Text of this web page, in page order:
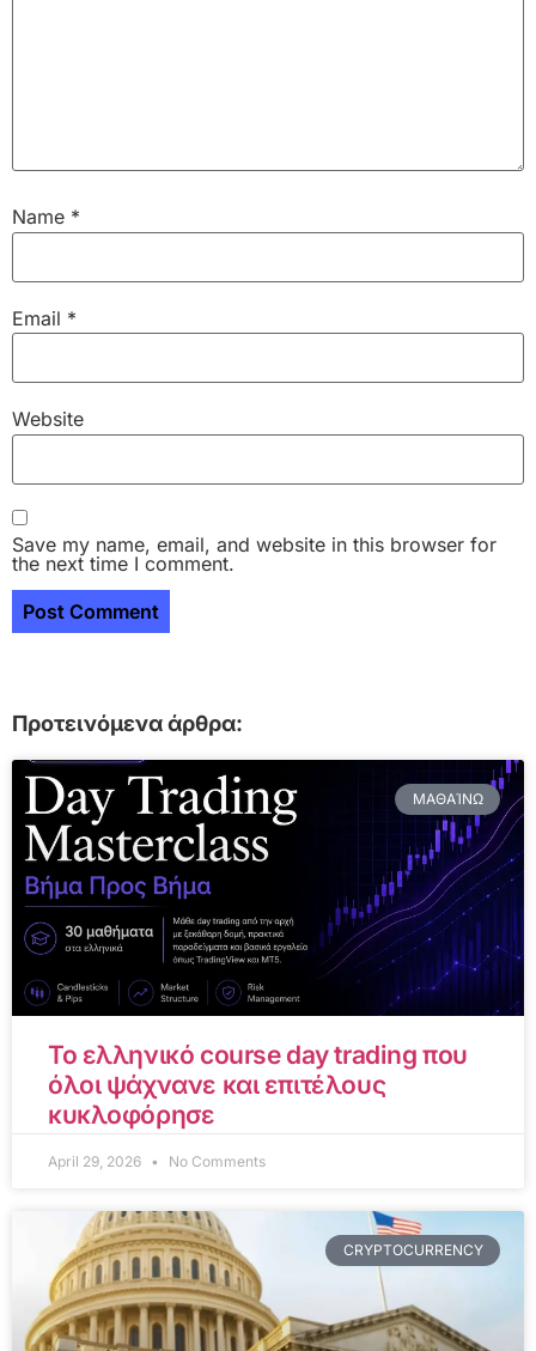
Name *
Email *
Website
Save my name, email, and website in this browser for
the next time I comment.
Προτεινόμενα άρθρα:
ΜΑΘΑΊΝΩ
Το ελληνικό course day trading που
όλοι ψάχνανε και επιτέλους
κυκλοφόρησε
April 29, 2026 No Comments
CRYPTOCURRENCY